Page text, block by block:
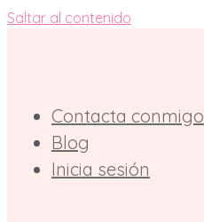
Saltar al contenido
Contacta conmigo
Blog
Inicia sesión